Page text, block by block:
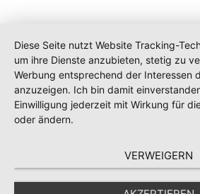
Diese Seite nutzt Website Tracking-
um ihre Dienste anzubieten, stetig zu
Werbung entsprechend der Interessen
anzuzeigen. Ich bin damit
Einwilligung jederzeit mit Wirkung für
oder ändern.
VERWEIGERN